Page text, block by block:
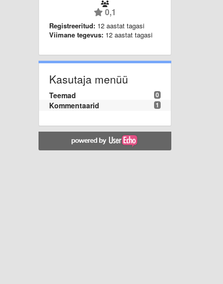
0,1
Registreeritud: 12 aastat tagasi
Viimane tegevus: 12 aastat tagasi
Kasutaja menüü
0
Teemad
1
Kommentaarid